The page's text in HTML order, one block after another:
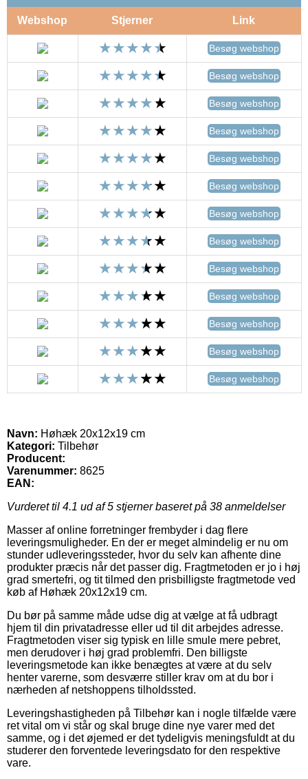
Webshop Stjerner Link
Besøg webshop
Besøg webshop
Besøg webshop
Besøg webshop
Besøg webshop
Besøg webshop
Besøg webshop
Besøg webshop
Besøg webshop
Besøg webshop
Besøg webshop
Besøg webshop
Besøg webshop
Navn: Høhæk 20x12x19 cm
Kategori: Tilbehør
Producent:
Varenummer: 8625
EAN:
Vurderet til 4.1 ud af 5 stjerner baseret på 38 anmeldelser
Masser af online forretninger frembyder i dag flere
leveringsmuligheder. En der er meget almindelig er nu om
stunder udleveringssteder, hvor du selv kan afhente dine
produkter præcis når det passer dig. Fragtmetoden er jo i høj
grad smertefri, og tit tilmed den prisbilligste fragtmetode ved
køb af Høhæk 20x12x19 cm.
Du bør på samme måde udse dig at vælge at få udbragt
hjem til din privatadresse eller ud til dit arbejdes adresse.
Fragtmetoden viser sig typisk en lille smule mere pebret,
men derudover i høj grad problemfri. Den billigste
leveringsmetode kan ikke benægtes at være at du selv
henter varerne, som desværre stiller krav om at du bor i
nærheden af netshoppens tilholdssted.
Leveringshastigheden på Tilbehør kan i nogle tilfælde være
ret vital om vi står og skal bruge dine nye varer med det
samme, og i det øjemed er det tydeligvis meningsfuldt at du
studerer den forventede leveringsdato for den respektive
vare.